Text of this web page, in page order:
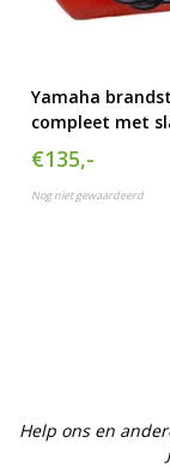
Yamaha
compleet met
€135,-
Nog niet gewaardeerd
Help ons en